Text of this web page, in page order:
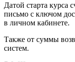
Датой старта курса
письмо с ключом
в личном кабинете.
Также от суммы
систем.